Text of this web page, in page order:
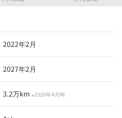
2022年2月
2027年2月
3.2万km※2026年4月時